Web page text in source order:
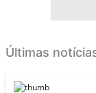
Últimas